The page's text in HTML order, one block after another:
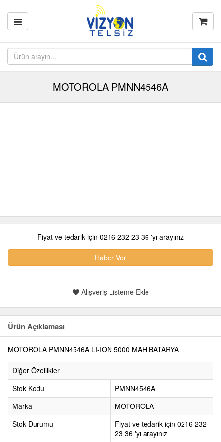
MOTOROLA PMNN4546A
Fiyat ve tedarik için 0216 232 23 36 'yı arayınız
Haber Ver
Alışveriş Listeme Ekle
Ürün Açıklaması
MOTOROLA PMNN4546A LI-ION 5000 MAH BATARYA
Diğer Özellikler
Stok Kodu
PMNN4546A
Marka
MOTOROLA
Stok Durumu
Fiyat ve tedarik için 0216 232
23 36 'yı arayınız